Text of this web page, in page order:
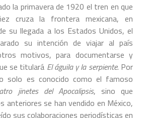
la primavera de 1920 el tren en que
cruza la frontera mexicana, en
su llegada a los Estados Unidos, el
su intención de viajar al país
motivos, para documentarse y
se titulará El águila y la serpiente. Por
solo es conocido como el famoso
jinetes del Apocalipsis, sino que
anteriores se han vendido en México,
sus colaboraciones periodísticas en